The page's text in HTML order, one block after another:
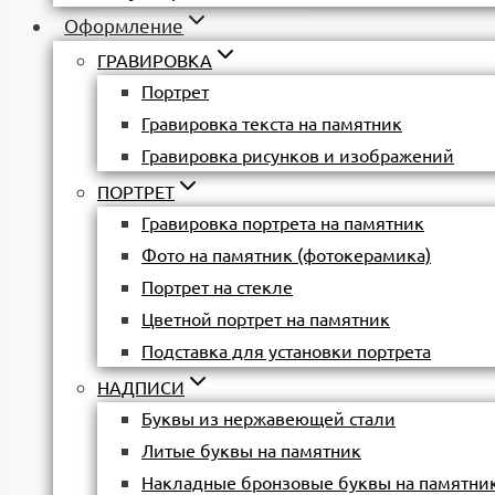
Оформление
ГРАВИРОВКА
Портрет
Гравировка текста на памятник
Гравировка рисунков и изображений
ПОРТРЕТ
Гравировка портрета на памятник
Фото на памятник (фотокерамика)
Портрет на стекле
Цветной портрет на памятник
Подставка для установки портрета
НАДПИСИ
Буквы из нержавеющей стали
Литые буквы на памятник
Накладные бронзовые буквы на